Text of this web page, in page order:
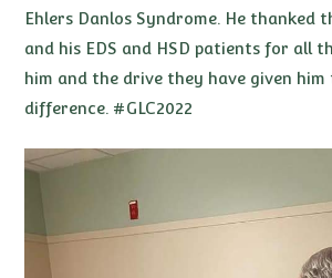
Ehlers Danlos Syndrome. He thanked
and his EDS and HSD patients for all
him and the drive they have given him
difference. #GLC2022